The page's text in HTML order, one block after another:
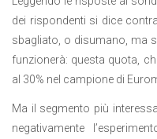
dei rispondenti si dice
sbagliato, o disumano, ma
funzionerà: questa quota,
al 30% nel campione di
Ma il segmento più
negativamente